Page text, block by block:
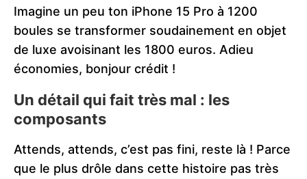
Imagine un peu ton iPhone 15 Pro à 1200
boules se transformer soudainement en objet
de luxe avoisinant les 1800 euros. Adieu
économies, bonjour crédit !
Un détail qui fait très mal : les
composants
Attends, attends, c’est pas fini, reste là ! Parce
que le plus drôle dans cette histoire pas très